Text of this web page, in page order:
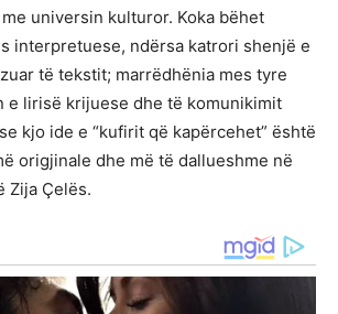
universin kulturor. Koka bëhet
interpretuese, ndërsa katrori shenjë e
të tekstit; marrëdhënia mes tyre
e lirisë krijuese dhe të komunikimit
kjo ide e “kufirit që kapërcehet” është
origjinale dhe më të dallueshme në
Zija Çelës.